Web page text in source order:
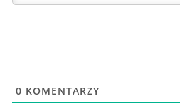
0 KOMENTARZY